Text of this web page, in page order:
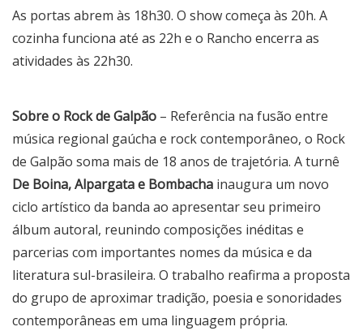
As portas abrem às 18h30. O show começa às 20h. A
cozinha funciona até as 22h e o Rancho encerra as
atividades às 22h30.
Sobre o Rock de Galpão – Referência na fusão entre
música regional gaúcha e rock contemporâneo, o Rock
de Galpão soma mais de 18 anos de trajetória. A turnê
De Boina, Alpargata e Bombacha inaugura um novo
ciclo artístico da banda ao apresentar seu primeiro
álbum autoral, reunindo composições inéditas e
parcerias com importantes nomes da música e da
literatura sul-brasileira. O trabalho reafirma a proposta
do grupo de aproximar tradição, poesia e sonoridades
contemporâneas em uma linguagem própria.